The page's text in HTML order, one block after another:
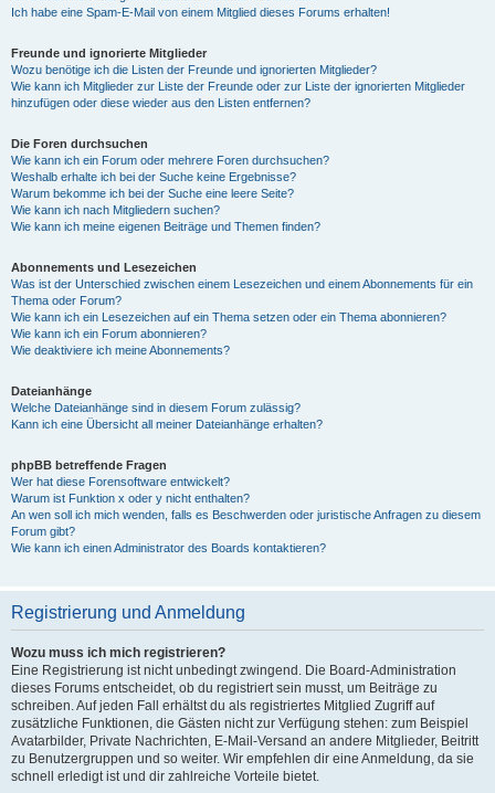
Ich habe eine Spam-E-Mail von einem Mitglied dieses Forums erhalten!
Freunde und ignorierte Mitglieder
Wozu benötige ich die Listen der Freunde und ignorierten Mitglieder?
Wie kann ich Mitglieder zur Liste der Freunde oder zur Liste der ignorierten Mitglieder
hinzufügen oder diese wieder aus den Listen entfernen?
Die Foren durchsuchen
Wie kann ich ein Forum oder mehrere Foren durchsuchen?
Weshalb erhalte ich bei der Suche keine Ergebnisse?
Warum bekomme ich bei der Suche eine leere Seite?
Wie kann ich nach Mitgliedern suchen?
Wie kann ich meine eigenen Beiträge und Themen finden?
Abonnements und Lesezeichen
Was ist der Unterschied zwischen einem Lesezeichen und einem Abonnements für ein
Thema oder Forum?
Wie kann ich ein Lesezeichen auf ein Thema setzen oder ein Thema abonnieren?
Wie kann ich ein Forum abonnieren?
Wie deaktiviere ich meine Abonnements?
Dateianhänge
Welche Dateianhänge sind in diesem Forum zulässig?
Kann ich eine Übersicht all meiner Dateianhänge erhalten?
phpBB betreffende Fragen
Wer hat diese Forensoftware entwickelt?
Warum ist Funktion x oder y nicht enthalten?
An wen soll ich mich wenden, falls es Beschwerden oder juristische Anfragen zu diesem
Forum gibt?
Wie kann ich einen Administrator des Boards kontaktieren?
Registrierung und Anmeldung
Wozu muss ich mich registrieren?
Eine Registrierung ist nicht unbedingt zwingend. Die Board-Administration
dieses Forums entscheidet, ob du registriert sein musst, um Beiträge zu
schreiben. Auf jeden Fall erhältst du als registriertes Mitglied Zugriff auf
zusätzliche Funktionen, die Gästen nicht zur Verfügung stehen: zum Beispiel
Avatarbilder, Private Nachrichten, E-Mail-Versand an andere Mitglieder, Beitritt
zu Benutzergruppen und so weiter. Wir empfehlen dir eine Anmeldung, da sie
schnell erledigt ist und dir zahlreiche Vorteile bietet.